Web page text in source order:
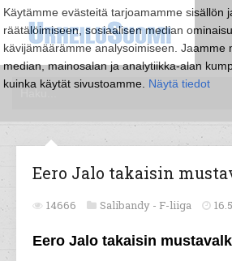
Käytämme evästeitä tarjoamamme sisällön
räätälöimiseen, sosiaalisen median
kävijämäärämme analysoimiseen. Jaamme
median, mainosalan ja analytiikka-alan
kuinka käytät sivustoamme. Näytä tiedot
Eero Jalo takaisin
14666 Salibandy - F-liiga
Eero Jalo takaisin